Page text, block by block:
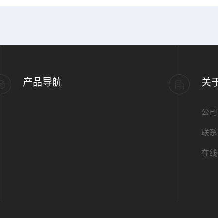
产品导航 关
公
联
在